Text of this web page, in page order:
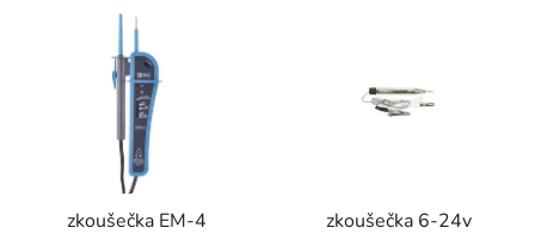
zkoušečka EM-4 zkoušečka 6-24v